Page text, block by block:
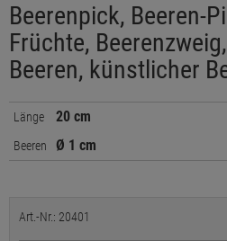
Beerenpick, Beeren-
Früchte,
Beeren, künstlicher
Länge 20 cm
Beeren Ø 1 cm
Art.-Nr.: 20401